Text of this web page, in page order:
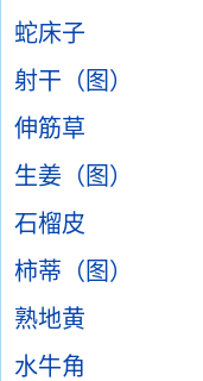
蛇床子
射干（图）
伸筋草
生姜（图）
石榴皮
柿蒂（图）
熟地黄
水牛角